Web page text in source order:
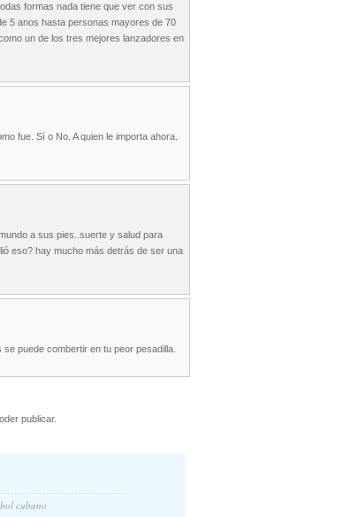
formas nada tiene que ver con sus
5 anos hasta personas mayores de 70
un de los tres mejores lanzadores en
fue. Sí o No. A quien le importa ahora.
a sus pies..suerte y salud para
eso? hay mucho más detrás de ser una
puede combertir en tu peor pesadilla.
publicar.
cubano